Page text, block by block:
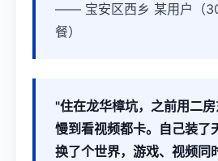
—— 宝安区西乡 某用户（
餐）
"住在龙华樟坑，之前用二
慢到看视频都卡。自己装了
换了个世界，游戏、视频同